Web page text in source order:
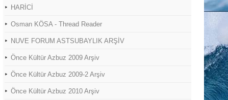
HARİCİ
Osman KÖSA - Thread Reader
NUVE FORUM ASTSUBAYLIK ARŞİV
Önce Kültür Azbuz 2009 Arşiv
Önce Kültür Azbuz 2009-2 Arşiv
Önce Kültür Azbuz 2010 Arşiv